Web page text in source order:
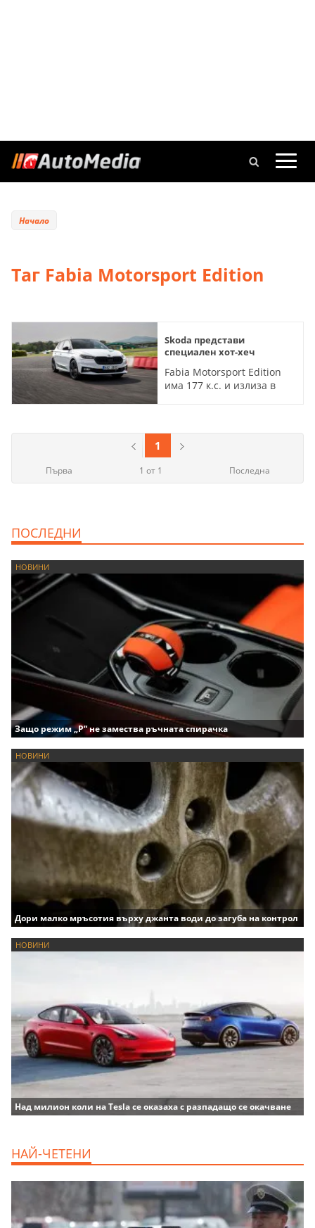
Начало
Таг Fabia Motorsport Edition
Skoda представи
специален хот-хеч
Fabia Motorsport Edition
има 177 к.с. и излиза в
1 от 1 Последна
1
Първа
ПОСЛЕДНИ
НОВИНИ
Защо режим „P“ не замества ръчната спирачка
НОВИНИ
Дори малко мръсотия върху джанта води до загуба на контрол
НОВИНИ
Над милион коли на Tesla се оказаха с разпадащо се окачване
НАЙ-ЧЕТЕНИ